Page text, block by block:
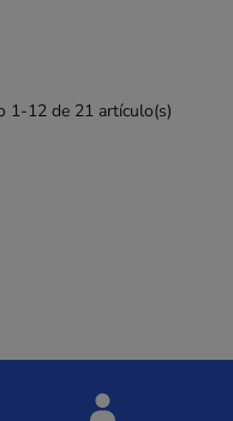
1-12 de 21 artículo(s)